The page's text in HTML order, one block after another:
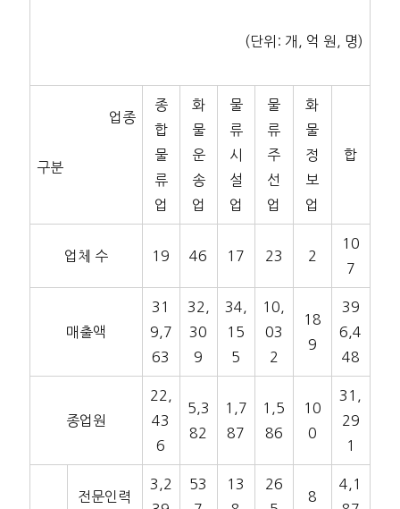
(단위: 개, 억 원, 명)
업종
구분
종
합
물
류
업
화
물
운
송
업
물
류
시
설
업
물
류
주
선
업
화
물
정
보
업
합
업체 수 19 46 17 23 2
10
7
매출액
31
9,7
63
32,
30
9
34,
15
5
10,
03
2
18
9
39
6,4
48
종업원
22,
43
6
5,3
82
1,7
87
1,5
86
10
0
31,
29
1
전문인력
3,2
53
13
26
8
4,1